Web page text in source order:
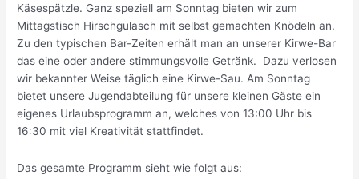
Käsespätzle. Ganz speziell am Sonntag bieten wir zum
Mittagstisch Hirschgulasch mit selbst gemachten Knödeln an.
Zu den typischen Bar-Zeiten erhält man an unserer Kirwe-Bar
das eine oder andere stimmungsvolle Getränk. Dazu verlosen
wir bekannter Weise täglich eine Kirwe-Sau. Am Sonntag
bietet unsere Jugendabteilung für unsere kleinen Gäste ein
eigenes Urlaubsprogramm an, welches von 13:00 Uhr bis
16:30 mit viel Kreativität stattfindet.
Das gesamte Programm sieht wie folgt aus: